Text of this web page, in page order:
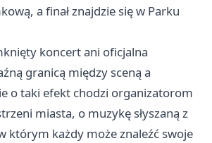
a finał znajdzie się w Parku
koncert ani oficjalna
granicą między sceną a
o taki efekt chodzi organizatorom
miasta, o muzykę słyszaną z
którym każdy może znaleźć swoje